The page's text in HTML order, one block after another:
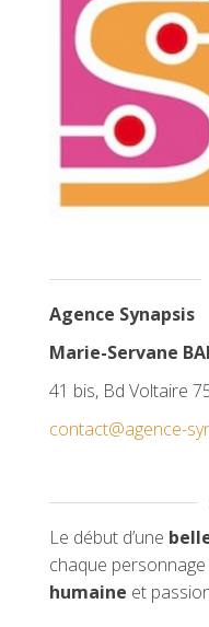
Agence Synapsis
Marie-Servane
41 bis, Bd Voltaire
contact@agence-
Le début d’une
chaque
humaine et